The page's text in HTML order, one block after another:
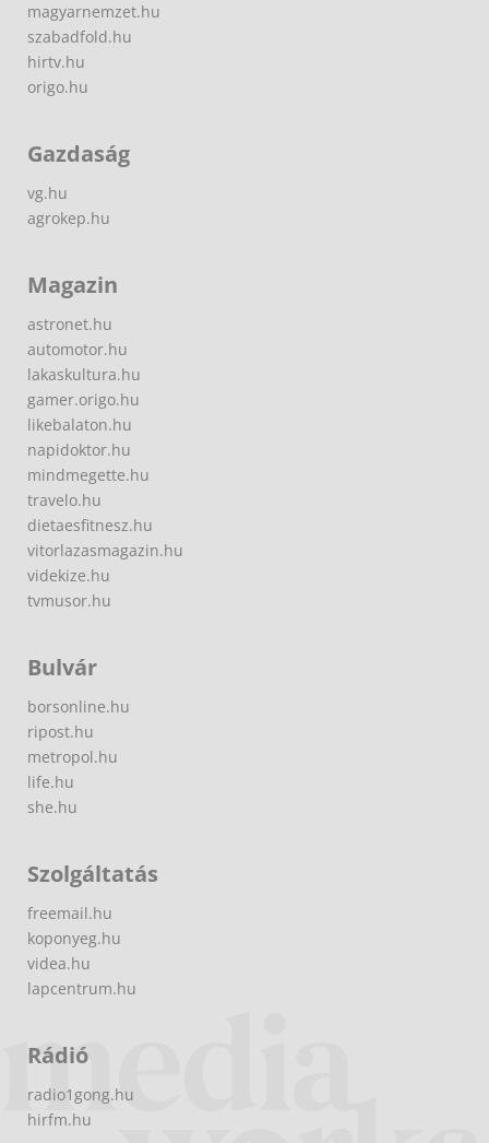
magyarnemzet.hu
szabadfold.hu
hirtv.hu
origo.hu
Gazdaság
vg.hu
agrokep.hu
Magazin
astronet.hu
automotor.hu
lakaskultura.hu
gamer.origo.hu
likebalaton.hu
napidoktor.hu
mindmegette.hu
travelo.hu
dietaesfitnesz.hu
vitorlazasmagazin.hu
videkize.hu
tvmusor.hu
Bulvár
borsonline.hu
ripost.hu
metropol.hu
life.hu
she.hu
Szolgáltatás
freemail.hu
koponyeg.hu
videa.hu
lapcentrum.hu
Rádió
radio1gong.hu
hirfm.hu